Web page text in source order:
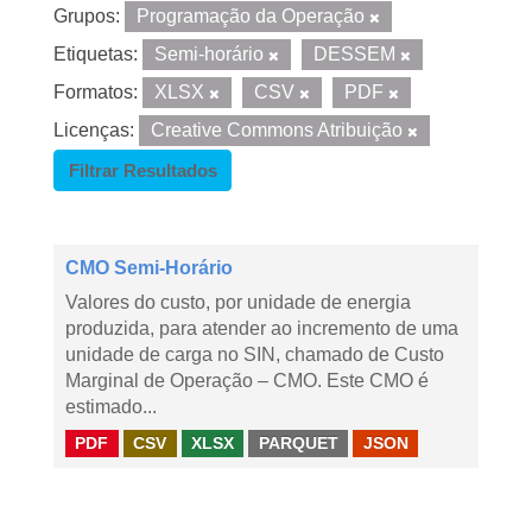
Grupos:
Programação da Operação
Etiquetas:
Semi-horário
DESSEM
Formatos:
XLSX CSV
PDF
Licenças:
Creative Commons Atribuição
Filtrar Resultados
CMO Semi-Horário
Valores do custo, por unidade de energia
produzida, para atender ao incremento de uma
unidade de carga no SIN, chamado de Custo
Marginal de Operação – CMO. Este CMO é
estimado...
PDF CSV XLSX PARQUET JSON